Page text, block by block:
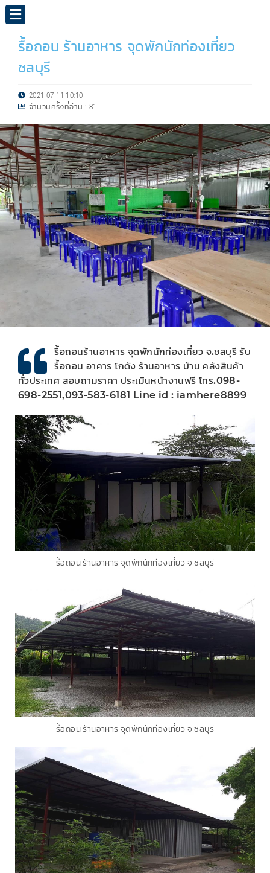
รื้อถอน ร้านอาหาร จุดพักนักท่องเที่ยว
ชลบุรี
2021-07-11 10:10
จำนวนครั้งที่อ่าน : 81
รื้อถอนร้านอาหาร จุดพักนักท่องเที่ยว จ.ชลบุรี รับ
รื้อถอน อาคาร โกดัง ร้านอาหาร บ้าน คลังสินค้า
ทั่วประเทศ สอบถามราคา ประเมินหน้างานฟรี โทร.098-
698-2551,093-583-6181 Line id : iamhere8899
รื้อถอน ร้านอาหาร จุดพักนักท่องเที่ยว จ.ชลบุรี
รื้อถอน ร้านอาหาร จุดพักนักท่องเที่ยว จ.ชลบุรี